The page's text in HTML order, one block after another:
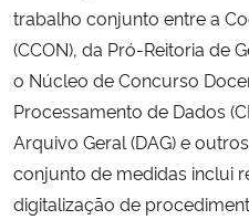
Secretaria-Geral
Secretaria de Governo
Gabinete de Segurança Institucional
Advocacia-Geral da União
trabalho conjunto entre a
(CCON), da Pró-Reitoria de
o Núcleo de Concurso
Processamento de Dados
Arquivo Geral (DAG) e
conjunto de medidas inclui
digitalização de